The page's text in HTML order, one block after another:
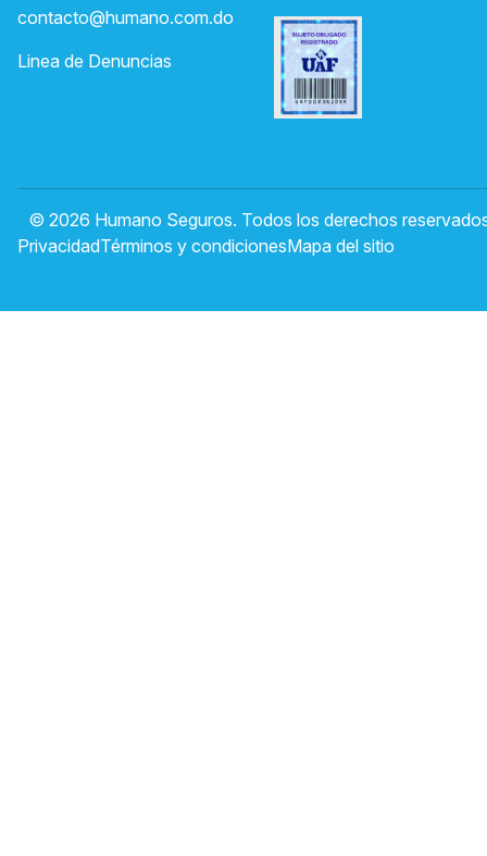
contacto@humano.com.do
Linea de Denuncias
© 2026 Humano Seguros. Todos los derechos
PrivacidadTérminos y condicionesMapa del sitio